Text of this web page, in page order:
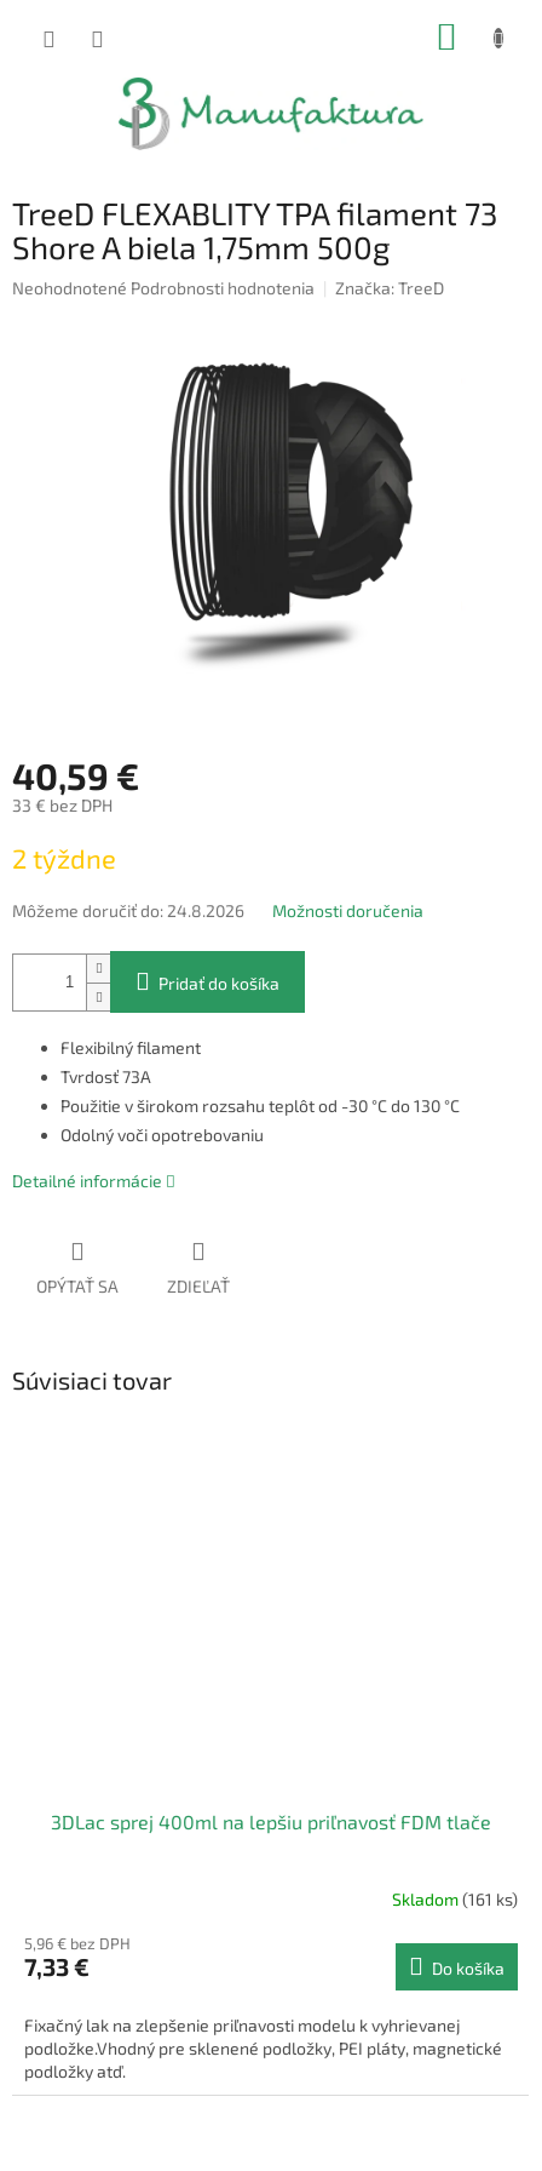
TreeD FLEXABLITY TPA filament 73
Shore A biela 1,75mm 500g
Priemerné
Neohodnotené Podrobnosti hodnotenia Značka:TreeD
40,59 €
33 € bez DPH
cena:
2 týždne
Môžeme doručiť do:24.8.2026 Možnosti doručenia
Pridať do košíka
Flexibilný filament
Tvrdosť 73A
Použitie v širokom rozsahu teplôt od -30 °C do 130 °C
Odolný voči opotrebovaniu
Detailné informácie
OPÝTAŤ SA ZDIEĽAŤ
Súvisiaci tovar
3DLac sprej 400ml na lepšiu priľnavosť FDM tlače
Skladom(161 ks)
5,96 € bez DPH
7,33 € Do košíka
Fixačný lak na zlepšenie priľnavosti modelu k vyhrievanej
podložke.Vhodný pre sklenené podložky, PEI pláty, magnetické
podložky atď.